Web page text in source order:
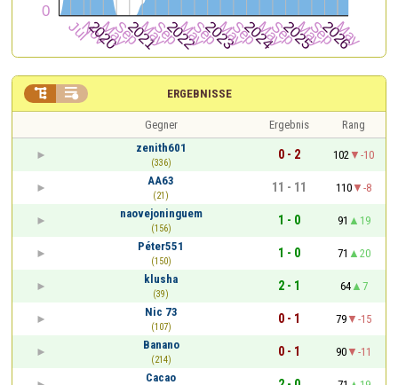
ERGEBNISSE
 
Gegner Ergebnis
Rang
zenith601
(336)
0 - 2 102
-10
AA63
(21)
11 - 11 110
-8
naovejoninguem
(156)
1 - 0 91
19
Péter551
(150)
1 - 0 71
20
klusha
(39)
2 - 1 64
7
Nic 73
(107)
0 - 1 79
-15
Banano
(214)
0 - 1 90
-11
Cacao